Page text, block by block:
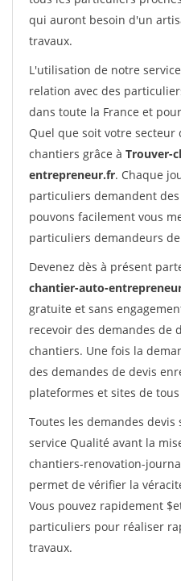
qui auront besoin d'un
travaux.
L'utilisation de notre
relation avec des
dans toute la France et
Quel que soit votre secteur
chantiers grâce à Trouver-
entrepreneur.fr. Chaque
particuliers demandent
pouvons facilement vous
particuliers demandeurs
Devenez dès à présent
chantier-auto-
gratuite et sans
recevoir des demandes de
chantiers. Une fois la
des demandes de devis
plateformes et sites de
Toutes les demandes
service Qualité avant la
chantiers-renovation-
permet de vérifier la
Vous pouvez rapidement
particuliers pour réaliser
travaux.